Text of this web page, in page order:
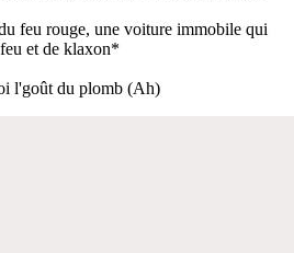
feu rouge, une voiture immobile qui
et de klaxon*
l'goût du plomb (Ah)